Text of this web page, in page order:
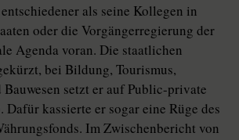
als seine Kollegen in
oder die Vorgängerregierung der
Agenda voran. Die staatlichen
bei Bildung, Tourismus,
setzt er auf Public-private
Dafür kassierte er sogar eine Rüge des
Im Zwischenbericht von